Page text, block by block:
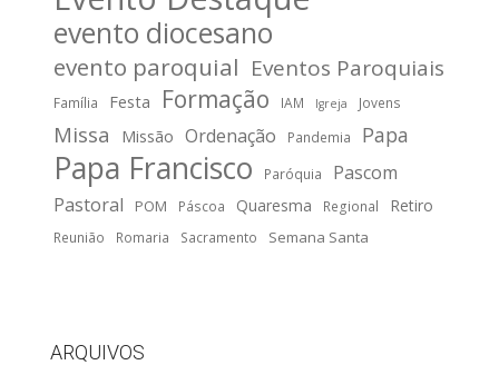
evento diocesano
evento paroquial Eventos Paroquiais
Família Festa Formação IAM Igreja Jovens
Missa Missão Ordenação Pandemia Papa
Papa Francisco Paróquia
Pascom
Pastoral
POM Páscoa Quaresma Regional Retiro
Reunião Romaria Sacramento Semana Santa
ARQUIVOS